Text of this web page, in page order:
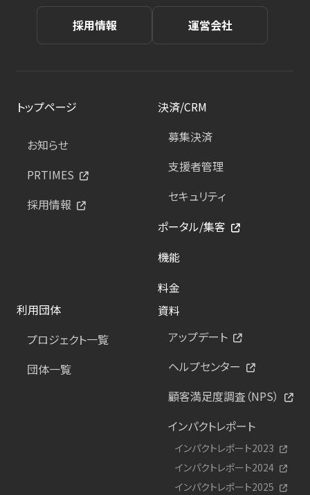
採用情報 運営会社
トップページ
お知らせ
PRTIMES
採用情報
決済/CRM
募集決済
支援者管理
セキュリティ
ポータル/集客
機能
料金
利用団体
プロジェクト一覧
団体一覧
資料
アップデート
ヘルプセンター
顧客満足度調査（NPS）
インパクトレポート
インパクトレポート2023
インパクトレポート2024
インパクトレポート2025